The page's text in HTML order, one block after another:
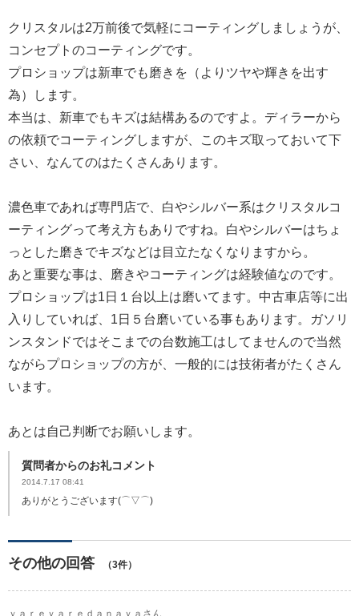
クリスタルは2万前後で気軽にコーティングしましょうが、
コンセプトのコーティングです。
プロショップは新車でも磨きを（よりツヤや輝きを出す
為）します。
本当は、新車でもキズは結構あるのですよ。ディラーから
の依頼でコーティングしますが、このキズ取っておいて下
さい、なんてのはたくさんあります。
濃色車であれば専門店で、白やシルバー系はクリスタルコ
ーティングって考え方もありですね。白やシルバーはちょ
っとした磨きでキズなどは目立たなくなりますから。
あと重要な事は、磨きやコーティングは経験値なのです。
プロショップは1日１台以上は磨いてます。中古車店等に出
入りしていれば、1日５台磨いている事もあります。ガソリ
ンスタンドではそこまでの台数施工はしてませんので当然
ながらプロショップの方が、一般的には技術者がたくさん
います。
あとは自己判断でお願いします。
質問者からのお礼コメント
2014.7.17 08:41
ありがとうございます(⌒▽⌒)
その他の回答 （3件）
ｙａｒｅｙａｒｅｄａｎａｙａさん